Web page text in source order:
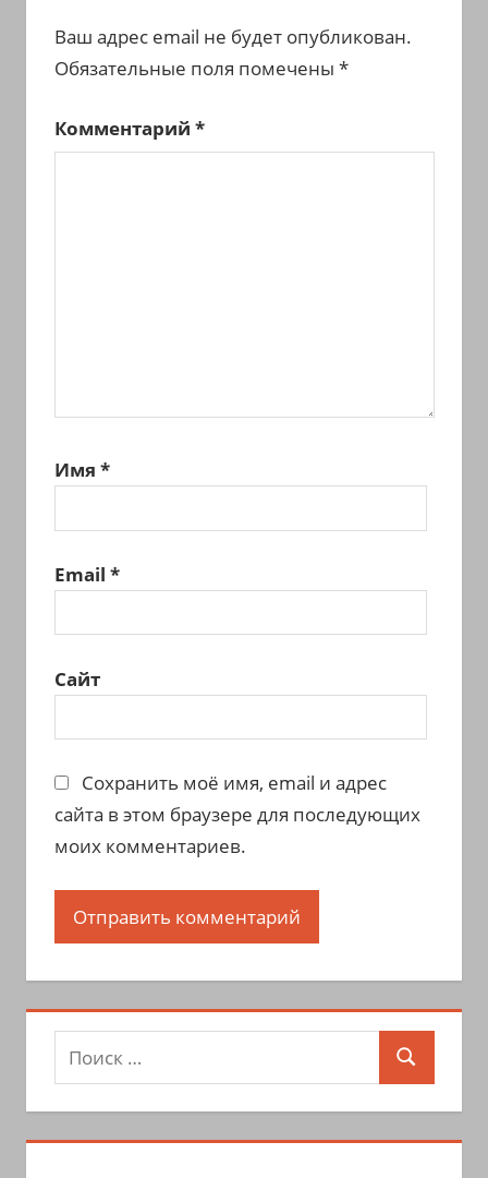
Ваш адрес email не будет опубликован.
Обязательные поля помечены *
Комментарий *
Имя *
Email *
Сайт
Сохранить моё имя, email и адрес
сайта в этом браузере для последующих
моих комментариев.
Поиск
для:
Поиск